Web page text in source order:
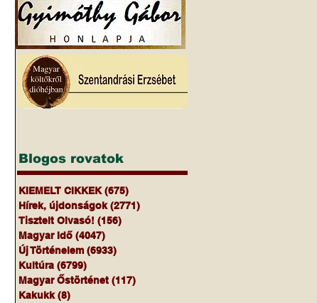
Blogos rovatok
KIEMELT CIKKEK (675)
Hírek, újdonságok (2771)
Tisztelt Olvasó! (156)
Magyar Idő (4047)
Új Történelem (6933)
Kultúra (6799)
Magyar Őstörténet (117)
Kakukk (8)